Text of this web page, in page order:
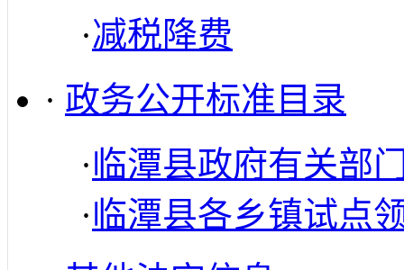
·减税降费
· 政务公开标准目录
·临潭县政府有关部
·临潭县各乡镇试点